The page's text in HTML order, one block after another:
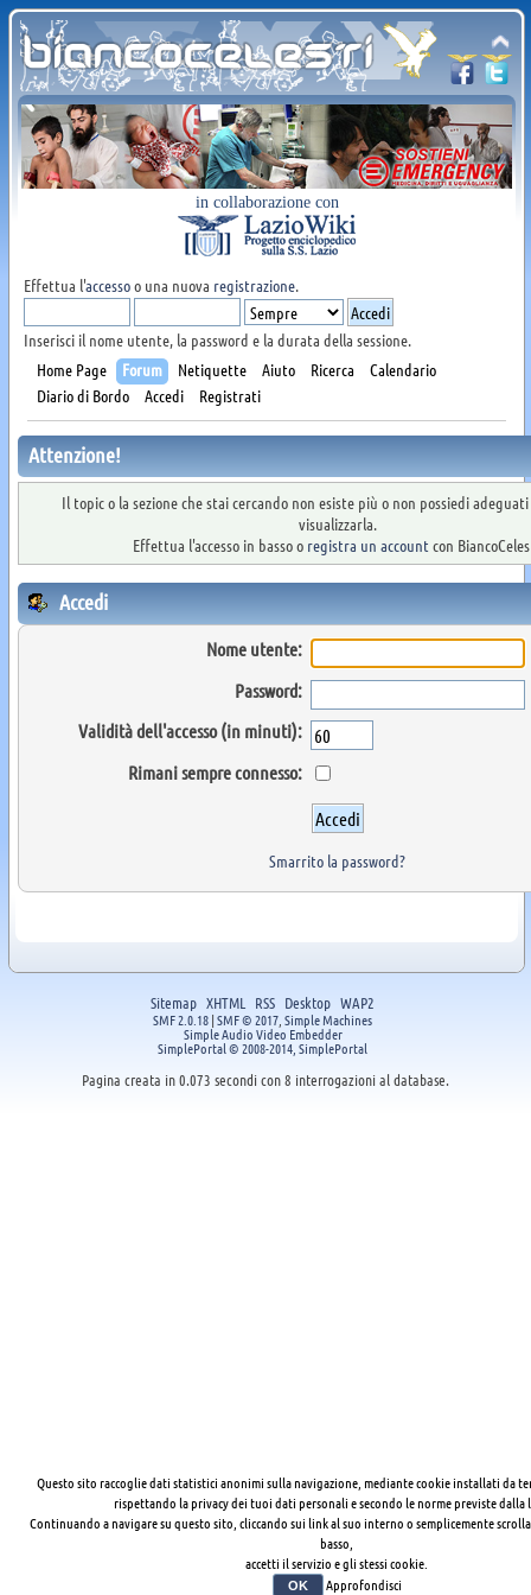
in collaborazione con
Effettua l'accessoo una nuova registrazione.
Inserisci il nome utente, la password e la durata della sessione.
Home Page
Forum Netiquette Aiuto Ricerca
Calendario
Diario di Bordo
Accedi Registrati
Attenzione!
Il topic o la sezione che stai cercando non esiste più o non possiedi
visualizzarla.
Effettua l'accesso in basso o registra un account con
Accedi
Nome utente:
Password:
Validità dell'accesso (in minuti):
Rimani sempre connesso:
Smarrito la password?
Sitemap XHTML RSS Desktop WAP2
SMF 2.0.18|SMF © 2017 Simple Machines
Simple Audio Video Embedder
SimplePortal © 2008-2014, SimplePortal
Pagina creata in 0.073 secondi con 8 interrogazioni al database.
Questo sito raccoglie dati statistici anonimi sulla navigazione, mediante cookie installati da
rispettando la privacy dei tuoi dati personali e secondo le norme previste dalla
Continuando a navigare su questo sito, cliccando sui link al suo interno o semplicemente
basso,
accetti il servizio e gli stessi cookie.
OK Approfondisci